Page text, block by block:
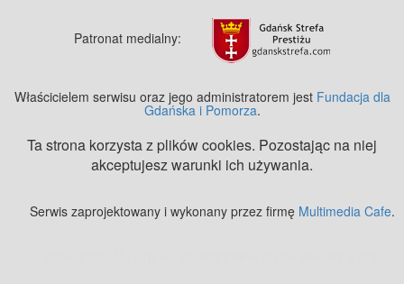
Patronat medialny:
Właścicielem serwisu oraz jego administratorem jest Fundacja dla
Gdańska i Pomorza.
Ta strona korzysta z plików cookies. Pozostając na niej
akceptujesz warunki ich używania.
Serwis zaprojektowany i wykonany przez firmę Multimedia Cafe.